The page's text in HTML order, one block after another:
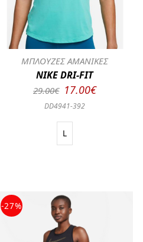
ΜΠΛΟΥΖΕΣ ΑΜΑΝΙΚΕΣ
NIKE DRI-FIT
29.00€ 17.00€
DD4941-392
L
-27%